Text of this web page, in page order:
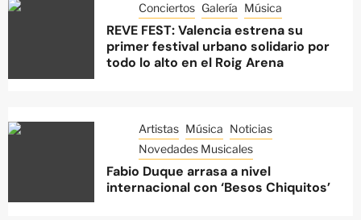
Conciertos Galería Música
REVE FEST: Valencia estrena su
primer festival urbano solidario por
todo lo alto en el Roig Arena
Artistas Música Noticias
Novedades Musicales
Fabio Duque arrasa a nivel
internacional con ‘Besos Chiquitos’